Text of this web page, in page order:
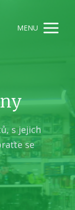
MENU
s jejich
se